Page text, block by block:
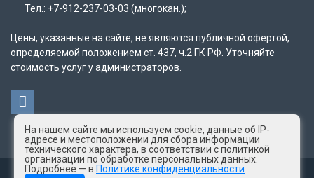
Тел.: +7-912-237-03-03 (многокан.);
Цены, указанные на сайте, не являются публичной офертой,
определяемой положением ст. 437, ч.2 ГК РФ. Уточняйте
стоимость услуг у администраторов.
На нашем сайте мы используем cookie, данные об IP-
адресе и местоположении для сбора информации
технического характера, в соответствии с политикой
организации по обработке персональных данных.
Подробнее — в Политике конфиденциальности